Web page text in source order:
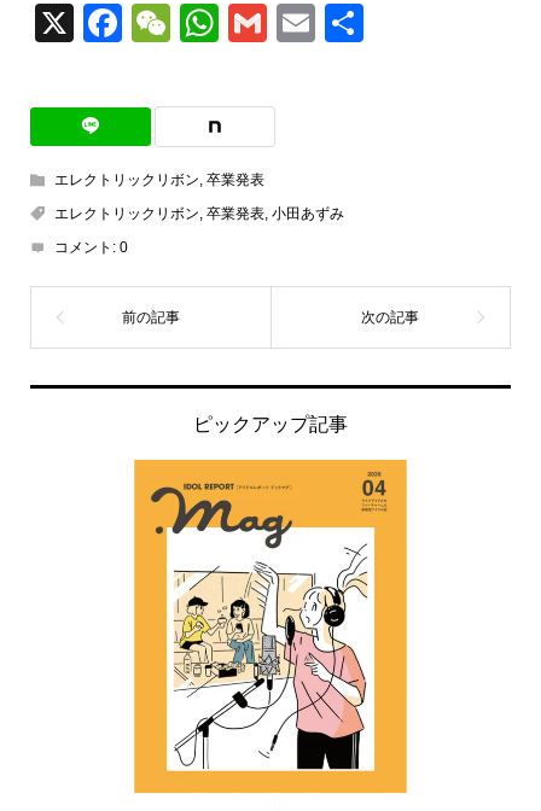
X Facebook
WeChat
WhatsApp
GmailEmail
エレクトリックリボン 卒業発表
エレクトリックリボン 卒業発表, 小田あずみ
コメント: 0
ピックアップ記事